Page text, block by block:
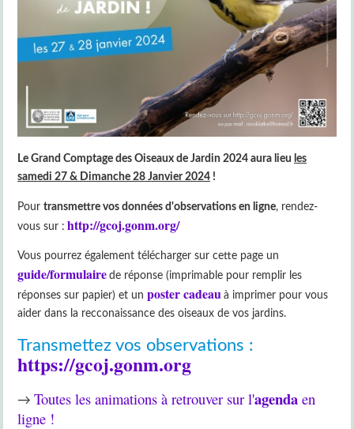
Le Grand Comptage des Oiseaux de Jardin 2024 aura lieu les
samedi 27 & Dimanche 28 Janvier 2024 !
Pourtransmettre vos données d'observations en ligne, rendez-
vous sur : http://gcoj.gonm.org/
Vous pourrez également télécharger sur cette page un
guide/formulaire de réponse (imprimable pour remplir les
réponses sur papier) et unposter cadeau à imprimer pour vous
aider dans la recconaissance des oiseaux de vos jardins.
Transmettez vos observations :
https://gcoj.gonm.org
→Toutes les animations à retrouver sur l'agenda en
ligne !